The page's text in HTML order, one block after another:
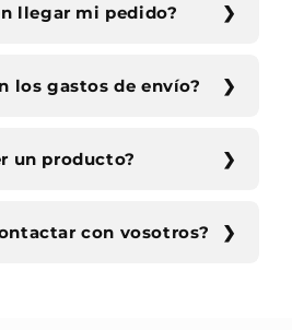
llegar mi pedido?
los gastos de envío?
un producto?
con vosotros?